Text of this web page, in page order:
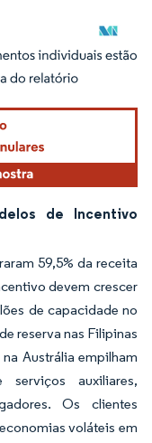
conforme CC BY 4.0.
de Incentivo
59,5% da receita
devem crescer
de capacidade no
reserva nas Filipinas
Austrália empilham
auxiliares,
Os clientes
voláteis em